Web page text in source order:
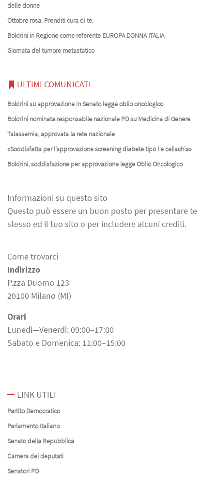
delle donne
Ottobre rosa. Prenditi cura di te.
Boldrini in Regione come referente EUROPA DONNA ITALIA
Giornata del tumore metastatico
ULTIMI COMUNICATI
Boldrini su approvazione in Senato legge oblio oncologico
Boldrini nominata responsabile nazionale PD su Medicina di Genere
Talassemia, approvata la rete nazionale
«Soddisfatta per l’approvazione screening diabete tipo I e celiachia»
Boldrini, soddisfazione per approvazione legge Oblio Oncologico
Informazioni su questo sito
Questo può essere un buon posto per presentare te
stesso ed il tuo sito o per includere alcuni crediti.
Come trovarci
Indirizzo
P.zza Duomo 123
20100 Milano (MI)
Orari
Lunedì—Venerdì: 09:00–17:00
Sabato e Domenica: 11:00–15:00
LINK UTILI
Partito Democratico
Parlamento Italiano
Senato della Repubblica
Camera dei deputati
Senatori PD